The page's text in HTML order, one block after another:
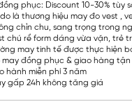
phục: Discount 10-30% tùy
là thương hiệu may đo vest ,
chỉn chu, sang trọng trong
chú rể form dáng vừa vặn, trẻ
may tinh tế được thực hiện
đồng phục & giao hàng tận
hành miễn phí 3 năm
gấp 24h không tăng giá